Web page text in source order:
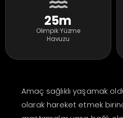
25m
Olimpik Yüzme
Havuzu
Amaç sağlıklı yaşamak
olarak hareket etmek